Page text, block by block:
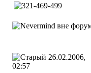
26.02.2006,
02:57